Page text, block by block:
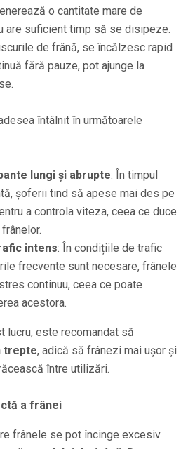
o cantitate mare de
are suficient timp să se disipeze.
de frână, se încălzesc rapid
fără pauze, pot ajunge la
întâlnit în următoarele
lungi și abrupte: În timpul
șoferii tind să apese mai des pe
a controla viteza, ceea ce duce
intens: În condițiile de trafic
frecvente sunt necesare, frânele
continuu, ceea ce poate
acestora.
lucru, este recomandat să
trepte, adică să frânezi mai ușor și
între utilizări.
a frânei
frânele se pot încinge excesiv